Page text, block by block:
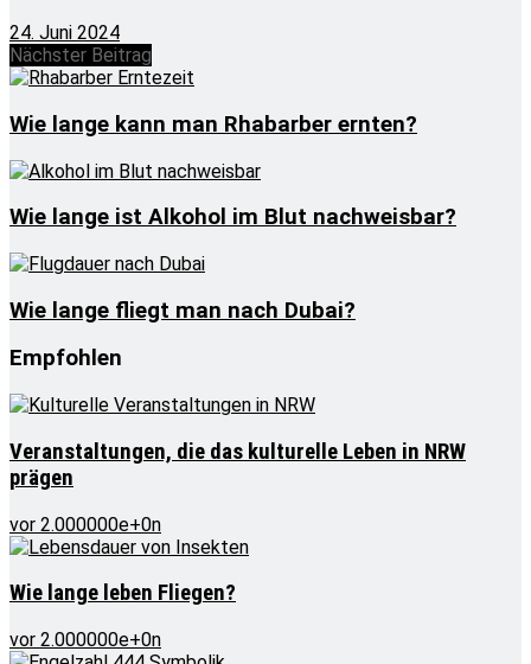
24. Juni 2024
Nächster Beitrag
Wie lange kann man Rhabarber ernten?
Wie lange ist Alkohol im Blut nachweisbar?
Wie lange fliegt man nach Dubai?
Empfohlen
Veranstaltungen, die das kulturelle Leben in NRW
prägen
vor 2.000000e+0n
Wie lange leben Fliegen?
vor 2.000000e+0n